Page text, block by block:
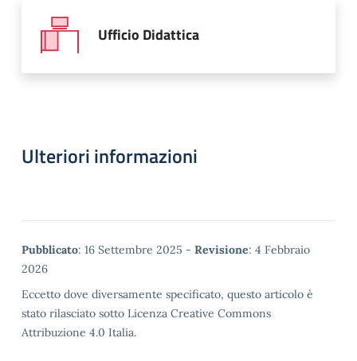
Ufficio Didattica
Ulteriori informazioni
Metadata
Pubblicato: 16 Settembre 2025 - Revisione: 4 Febbraio
2026
Eccetto dove diversamente specificato, questo articolo è
stato rilasciato sotto Licenza Creative Commons
Attribuzione 4.0 Italia.